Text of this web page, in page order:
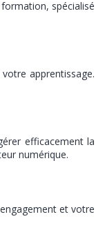
spécialisé
apprentissage.
efficacement la
numérique.
et votre